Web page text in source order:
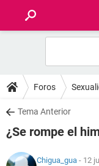
FOROS
SALUD
FAMILIA
Foros
Tema Anterior
¿Se rompe el
Chigua_gua - 12